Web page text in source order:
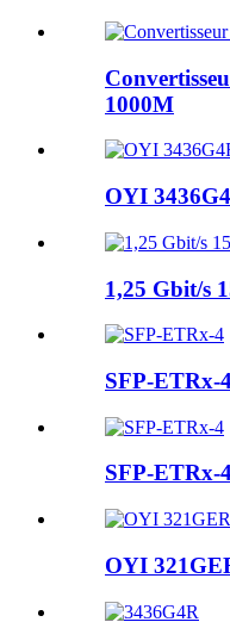
1000M
OYI
1,25 Gbit/s
SFP-ETRx-
SFP-ETRx-
OYI